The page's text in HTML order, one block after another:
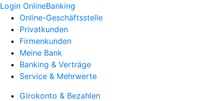
Login OnlineBanking
Online-Geschäftsstelle
Privatkunden
Firmenkunden
Meine Bank
Banking & Verträge
Service & Mehrwerte
Girokonto & Bezahlen